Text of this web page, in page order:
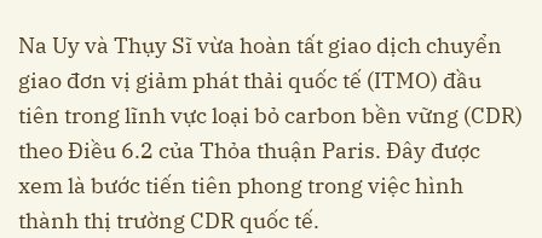
Na Uy và Thụy Sĩ vừa hoàn tất giao dịch chuyển
giao đơn vị giảm phát thải quốc tế (ITMO) đầu
tiên trong lĩnh vực loại bỏ carbon bền vững (CDR)
theo Điều 6.2 của Thỏa thuận Paris. Đây được
xem là bước tiến tiên phong trong việc hình
thành thị trường CDR quốc tế.